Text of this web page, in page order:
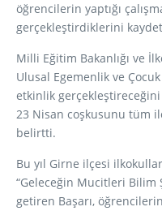
öğrencilerin yaptığı
gerçekleştirdiklerini
Milli Eğitim Bakanlığı ve
Ulusal Egemenlik ve
etkinlik
23 Nisan coşkusunu tüm
belirtti.
Bu yıl Girne ilçesi
“Geleceğin Mucitleri
getiren Başarı,